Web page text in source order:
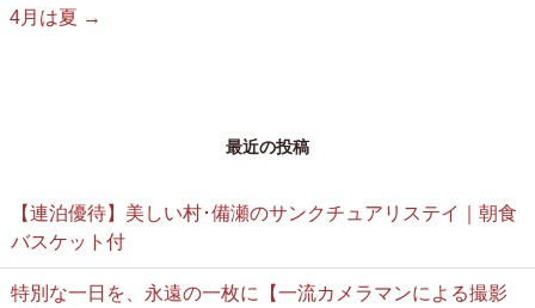
4月は夏 →
最近の投稿
【連泊優待】美しい村･備瀬のサンクチュアリステイ｜朝食
バスケット付
特別な一日を、永遠の一枚に【一流カメラマンによる撮影